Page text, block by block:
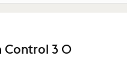
Control 3 0